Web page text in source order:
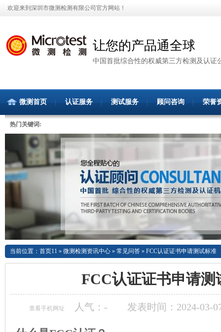
欢迎来到深圳市微测检测有限公司官方网站！
让您的产品通全球
中国首批综合性的权威第三方检测及认证
微测首页 认证服务 测试服务 顾问咨询 荣誉
热门关键词:
当前位置： 首页11 » 微测检测资讯中心 » 常见问答 » FCC认证证书申请测试标准
FCC认证证书申请测
查看手机网址 人气： - 发表时间：2024-03-